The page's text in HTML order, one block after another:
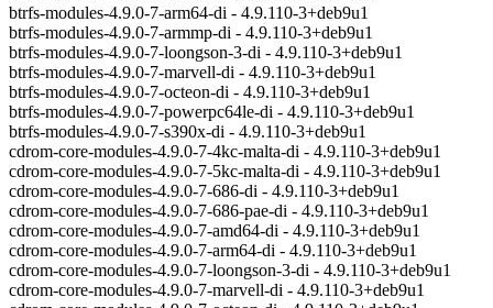
btrfs-modules-4.9.0-7-arm64-di - 4.9.110-3+deb9u1
btrfs-modules-4.9.0-7-armmp-di - 4.9.110-3+deb9u1
btrfs-modules-4.9.0-7-loongson-3-di - 4.9.110-3+deb9u1
btrfs-modules-4.9.0-7-marvell-di - 4.9.110-3+deb9u1
btrfs-modules-4.9.0-7-octeon-di - 4.9.110-3+deb9u1
btrfs-modules-4.9.0-7-powerpc64le-di - 4.9.110-3+deb9u1
btrfs-modules-4.9.0-7-s390x-di - 4.9.110-3+deb9u1
cdrom-core-modules-4.9.0-7-4kc-malta-di - 4.9.110-3+deb9u1
cdrom-core-modules-4.9.0-7-5kc-malta-di - 4.9.110-3+deb9u1
cdrom-core-modules-4.9.0-7-686-di - 4.9.110-3+deb9u1
cdrom-core-modules-4.9.0-7-686-pae-di - 4.9.110-3+deb9u1
cdrom-core-modules-4.9.0-7-amd64-di - 4.9.110-3+deb9u1
cdrom-core-modules-4.9.0-7-arm64-di - 4.9.110-3+deb9u1
cdrom-core-modules-4.9.0-7-loongson-3-di - 4.9.110-3+deb9u1
cdrom-core-modules-4.9.0-7-marvell-di - 4.9.110-3+deb9u1